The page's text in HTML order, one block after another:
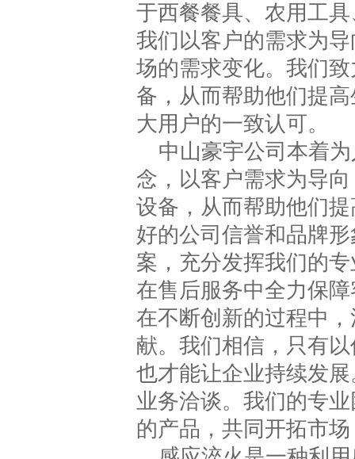
于西餐餐具、农用工
我们以客户的需求为
场的需求变化。我们
备，从而帮助他们提
大用户的一致认可。
中山豪宇公司本着
念，以客户需求为导
设备，从而帮助他们
好的公司信誉和品牌
案，充分发挥我们的
在售后服务中全力保
在不断创新的过程中
献。我们相信，只有
也才能让企业持续发
业务洽谈。我们的专
的产品，共同开拓市